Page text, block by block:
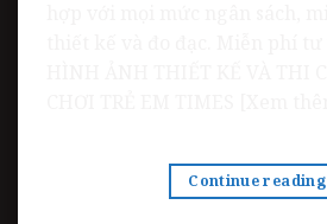
Continue reading